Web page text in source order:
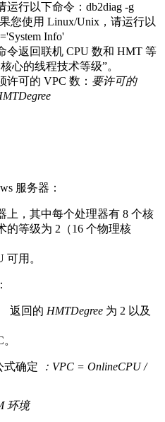
运行以下命令： db2diag -g
您使用 Linux/Unix，请运行以
Info'
令返回联机 CPU 数和 HMT 等
心的线程技术等级”。
可的 VPC 数： 要许可的
服务器：
上，其中每个处理器有 8 个核
的等级为 2（16 个物理核
可用。
返回的 HMTDegree 为 2 以及
式确定
：VPC = OnlineCPU /
环境